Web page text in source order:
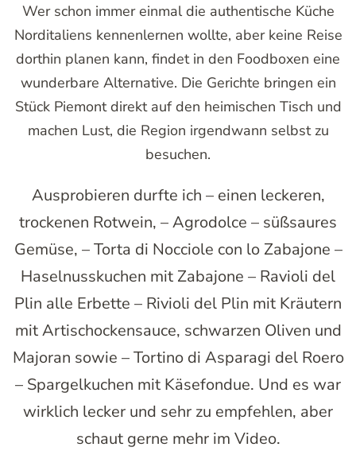
Wer schon immer einmal die authentische Küche
Norditaliens kennenlernen wollte, aber keine Reise
dorthin planen kann, findet in den Foodboxen eine
wunderbare Alternative. Die Gerichte bringen ein
Stück Piemont direkt auf den heimischen Tisch und
machen Lust, die Region irgendwann selbst zu
besuchen.
Ausprobieren durfte ich – einen leckeren,
trockenen Rotwein, – Agrodolce – süßsaures
Gemüse, – Torta di Nocciole con lo Zabajone –
Haselnusskuchen mit Zabajone – Ravioli del
Plin alle Erbette – Rivioli del Plin mit Kräutern
mit Artischockensauce, schwarzen Oliven und
Majoran sowie – Tortino di Asparagi del Roero
– Spargelkuchen mit Käsefondue. Und es war
wirklich lecker und sehr zu empfehlen, aber
schaut gerne mehr im Video.